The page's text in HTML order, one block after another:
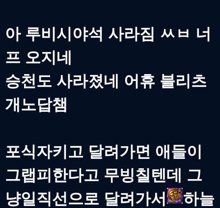
아 루비시야석 사라짐 ㅆㅂ 너
프 오지네
승천도 사라졌네 어휴 블리츠
개노답챔
포식자키고 달려가면 애들이
그랩피한다고 무빙칠텐데 그
냥일직선으로 달려가서
하늘